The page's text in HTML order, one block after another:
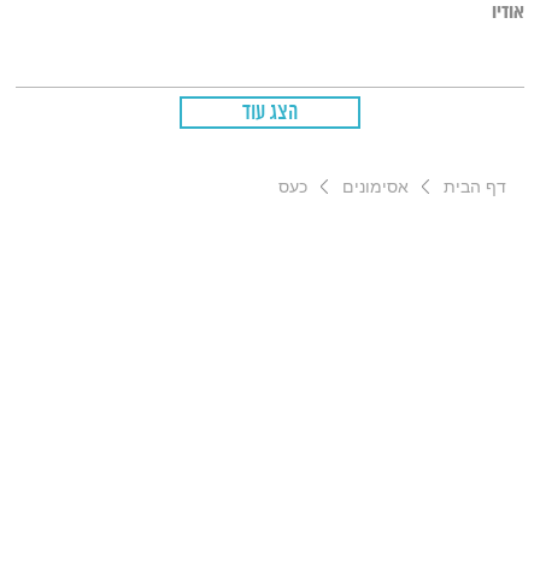
אודיו
הצג עוד
דף הבית אסימונים כעס